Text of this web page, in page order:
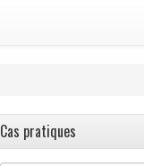
Cas pratiques